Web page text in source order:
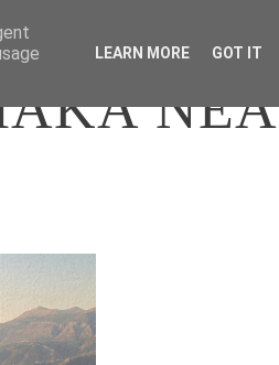
ΝΕΑ
LEARN MORE GOT IT